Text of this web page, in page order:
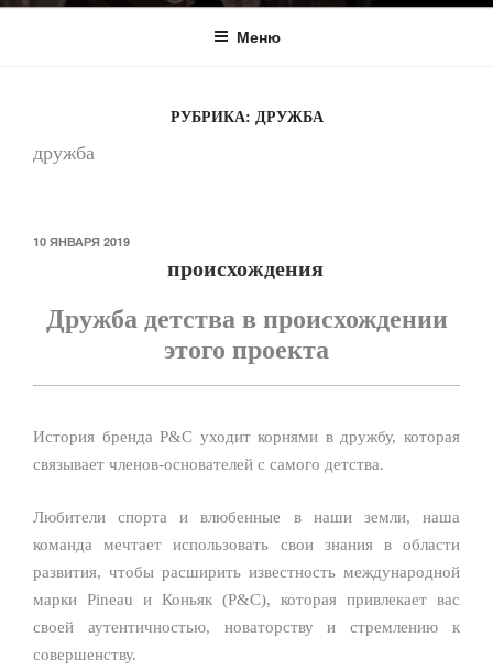
Меню
РУБРИКА: ДРУЖБА
дружба
ОПУБЛИКОВАНО
10 ЯНВАРЯ 2019
происхождения
Дружба детства в происхождении
этого проекта
История бренда P&C уходит корнями в дружбу, которая
связывает членов-основателей с самого детства.
Любители спорта и влюбенные в наши земли, наша
команда мечтает использовать свои знания в области
развития, чтобы расширить известность международной
марки Pineau и Коньяк (P&C), которая привлекает вас
своей аутентичностью, новаторству и стремлению к
совершенству.